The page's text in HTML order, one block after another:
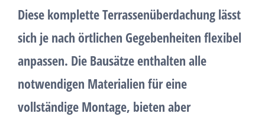
Diese komplette Terrassenüberdachung lässt
sich je nach örtlichen Gegebenheiten flexibel
anpassen. Die Bausätze enthalten alle
notwendigen Materialien für eine
vollständige Montage, bieten aber